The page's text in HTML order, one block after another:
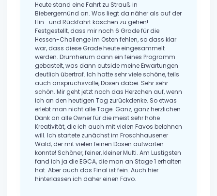
Heute stand eine Fahrt zu Strauß in
Biebergemünd an. Was liegt da näher als auf der
Hin- und Rückfahrt käschen zu gehen!
Festgestellt, dass mir noch 6 Grade für die
Hessen-Challenge im Osten fehlen, so dass klar
war, dass diese Grade heute eingesammelt
werden. Drumherum dann ein feines Programm
gebastelt, was dann outside meine Erwartungen
deutlich übertraf. Ich hatte sehr viele schöne, teils
auch anspruchsvolle, Dosen dabei. Sehr sehr
schön. Mir geht jetzt noch das Herzchen auf, wenn
ich an den heutigen Tag zurückdenke. So etwas
erlebt man nicht alle Tage. Ganz, ganz herzlichen
Dank an alle Owner für die meist sehr hohe
Kreativität, die ich auch mit vielen Favos belohnen
will. Ich startete zunächst im Froschhausener
Wald, der mit vielen feinen Dosen aufwarten
konnte! Schöner, feiner, kleiner Multi. Am Lustigsten
fand ich ja die EGCA, die man an Stage 1 erhalten
hat. Aber auch das Final ist fein. Auch hier
hinterlassen ich daher einen Favo.